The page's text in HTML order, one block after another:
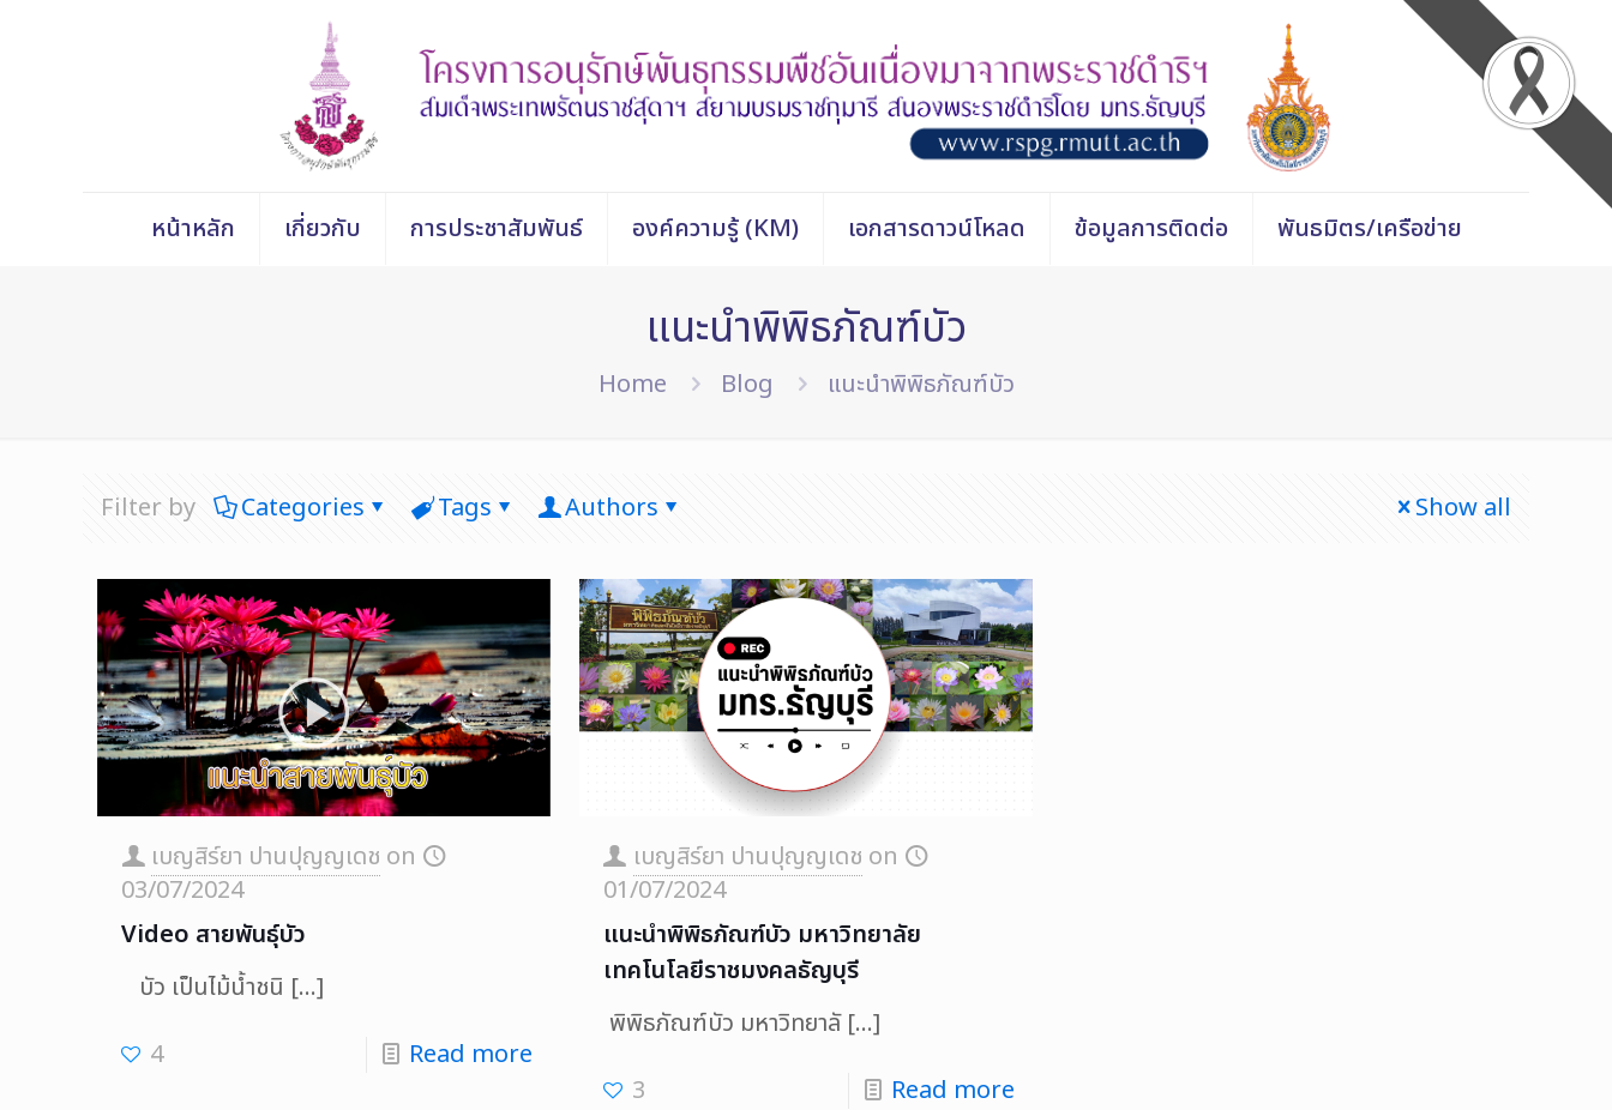
หน้าหลัก เกี่ยวกับ การประชาสัมพันธ์ องค์ความรู้ (KM) เอกสารดาวน์โหลด ข้อมูลการติดต่อ พันธมิตร/เครือข่าย
แนะนำพิพิธภัณฑ์บัว
Home Blog แนะนำพิพิธภัณฑ์บัว
Filter by Categories Tags Authors Show all
เบญสิร์ยา ปานปุญญเดช on
03/07/2024
Video สายพันธุ์บัว
บัว เป็นไม้น้ำชนิ […]
4
Read more
เบญสิร์ยา ปานปุญญเดช on
01/07/2024
แนะนำพิพิธภัณฑ์บัว มหาวิทยาลัย
เทคโนโลยีราชมงคลธัญบุรี
พิพิธภัณฑ์บัว มหาวิทยาลั[…]
3
Read more